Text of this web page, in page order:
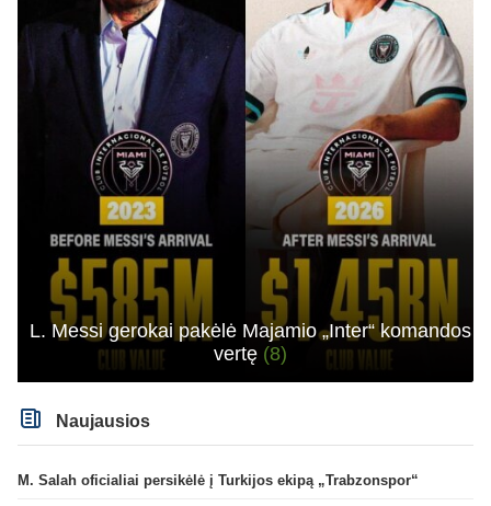
L. Messi gerokai pakėlė Majamio „Inter“ komandos
vertę (8)
Naujausios
M. Salah oficialiai persikėlė į Turkijos ekipą „Trabzonspor“